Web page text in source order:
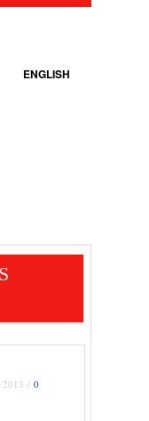
ENGLISH
2013 / 0